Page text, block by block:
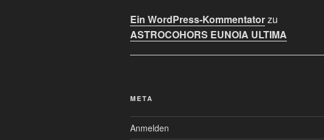
Ein WordPress-Kommentatorzu
ASTROCOHORS EUNOIA ULTIMA
META
Anmelden